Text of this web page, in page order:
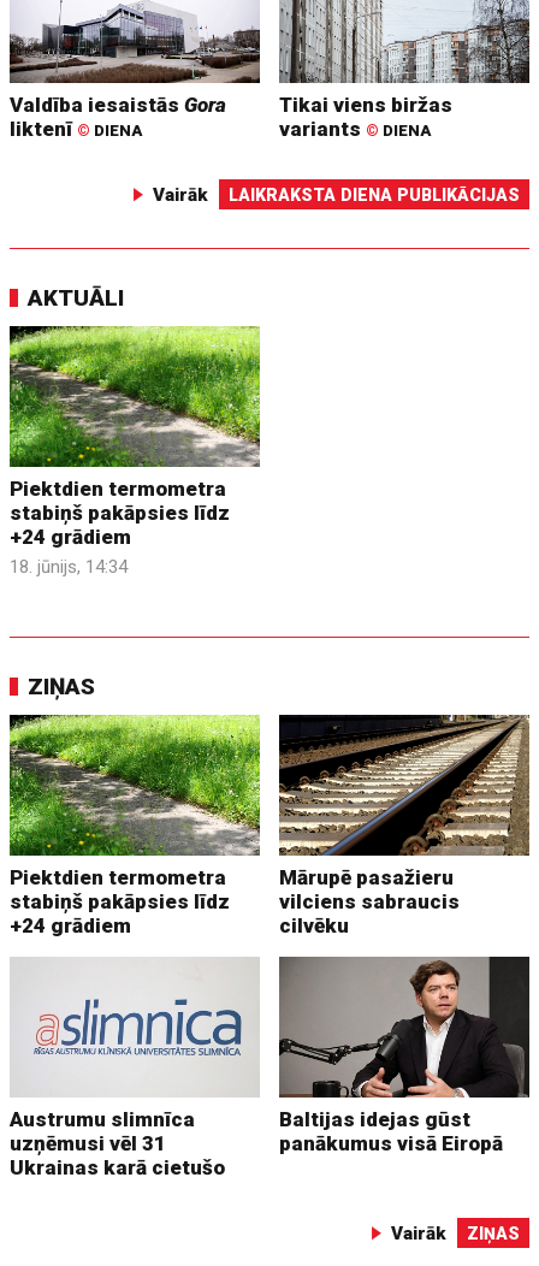
Valdība iesaistāsGora
liktenī © DIENA
Tikai viens biržas
variants © DIENA
Vairāk LAIKRAKSTA DIENA PUBLIKĀCIJAS
AKTUĀLI
Piektdien termometra
stabiņš pakāpsies līdz
+24 grādiem
18. jūnijs, 14:34
ZIŅAS
Piektdien termometra
stabiņš pakāpsies līdz
+24 grādiem
Mārupē pasažieru
vilciens sabraucis
cilvēku
Austrumu slimnīca
uzņēmusi vēl 31
Ukrainas karā cietušo
Baltijas idejas gūst
panākumus visā Eiropā
Vairāk ZIŅAS